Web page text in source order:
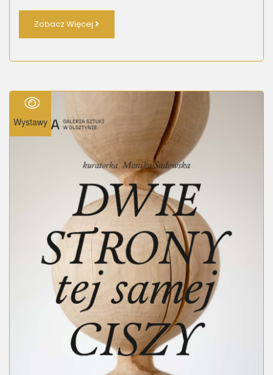
Zobacz Więcej
Wystawy